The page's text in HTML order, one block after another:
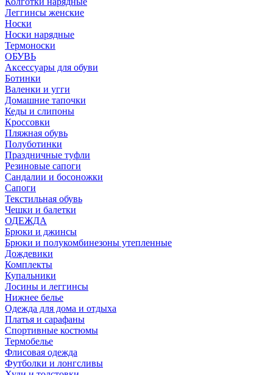
Леггинсы женские
Носки
Носки нарядные
Термоноски
ОБУВЬ
Аксессуары для обуви
Ботинки
Валенки и угги
Домашние тапочки
Кеды и слипоны
Кроссовки
Пляжная обувь
Полуботинки
Праздничные туфли
Резиновые сапоги
Сандалии и босоножки
Сапоги
Текстильная обувь
Чешки и балетки
ОДЕЖДА
Брюки и джинсы
Брюки и полукомбинезоны утепленные
Дождевики
Комплекты
Купальники
Лосины и леггинсы
Нижнее белье
Одежда для дома и отдыха
Платья и сарафаны
Спортивные костюмы
Термобелье
Флисовая одежда
Футболки и лонгсливы